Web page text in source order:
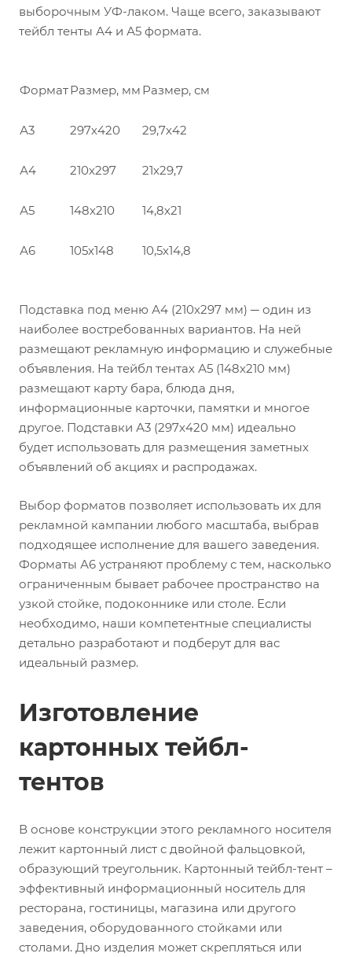
выборочным УФ-лаком. Чаще всего, заказывают
тейбл тенты А4 и А5 формата.
ФорматРазмер, мм Размер, см
А3 297х420 29,7х42
А4 210х297 21х29,7
А5 148х210 14,8х21
А6 105х148 10,5х14,8
Подставка под меню А4 (210х297 мм) ─ один из
наиболее востребованных вариантов. На ней
размещают рекламную информацию и служебные
объявления. На тейбл тентах А5 (148х210 мм)
размещают карту бара, блюда дня,
информационные карточки, памятки и многое
другое. Подставки А3 (297х420 мм) идеально
будет использовать для размещения заметных
объявлений об акциях и распродажах.
Выбор форматов позволяет использовать их для
рекламной кампании любого масштаба, выбрав
подходящее исполнение для вашего заведения.
Форматы А6 устраняют проблему с тем, насколько
ограниченным бывает рабочее пространство на
узкой стойке, подоконнике или столе. Если
необходимо, наши компетентные специалисты
детально разработают и подберут для вас
идеальный размер.
Изготовление
картонных тейбл-
тентов
В основе конструкции этого рекламного носителя
лежит картонный лист с двойной фальцовкой,
образующий треугольник. Картонный тейбл-тент –
эффективный информационный носитель для
ресторана, гостиницы, магазина или другого
заведения, оборудованного стойками или
столами. Дно изделия может скрепляться или